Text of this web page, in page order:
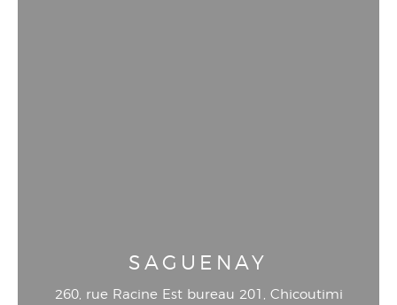
SAGUENAY
260, rue Racine Est bureau 201
, Chicoutimi